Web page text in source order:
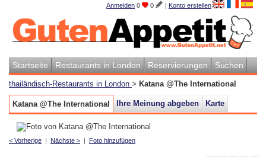
Anmelden 0 0 | Konto erstellen
Startseite Restaurants in London Reservierungen Suchen
thailändisch-Restaurants in London > Katana @The International
Katana @The International Ihre Meinung abgeben Karte
< Vorherige | Nächste > | Foto hinzufügen